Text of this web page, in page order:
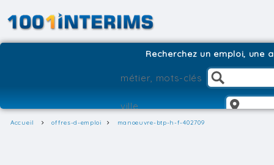
Recherchez un emploi, une
Accueil offres-d-emploi manoeuvre-btp-h-f-402709